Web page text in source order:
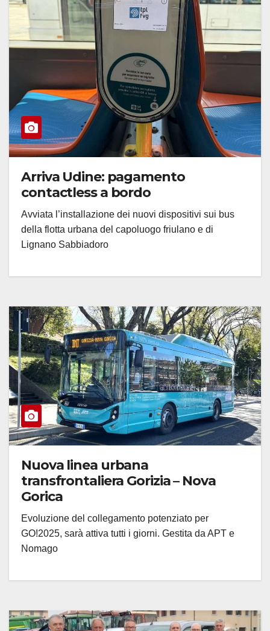
Arriva Udine: pagamento
contactless a bordo
Avviata l’installazione dei nuovi dispositivi sui bus
della flotta urbana del capoluogo friulano e di
Lignano Sabbiadoro
Nuova linea urbana
transfrontaliera Gorizia – Nova
Gorica
Evoluzione del collegamento potenziato per
GO!2025, sarà attiva tutti i giorni. Gestita da APT e
Nomago